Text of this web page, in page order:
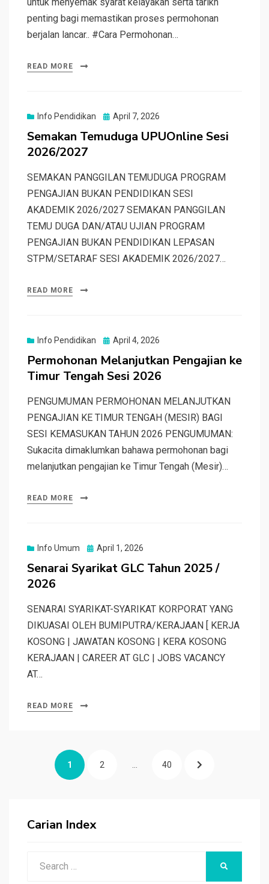
penting bagi memastikan proses permohonan
berjalan lancar.. #Cara Permohonan…
READ MORE
Info Pendidikan
Posted
April 7, 2026
Semakan Temuduga UPUOnline Sesi
2026/2027
SEMAKAN PANGGILAN TEMUDUGA PROGRAM
PENGAJIAN BUKAN PENDIDIKAN SESI
AKADEMIK 2026/2027 SEMAKAN PANGGILAN
TEMU DUGA DAN/ATAU UJIAN PROGRAM
PENGAJIAN BUKAN PENDIDIKAN LEPASAN
STPM/SETARAF SESI AKADEMIK 2026/2027…
READ MORE
Info Pendidikan
Posted
April 4, 2026
Permohonan Melanjutkan Pengajian ke
Timur Tengah Sesi 2026
PENGUMUMAN PERMOHONAN MELANJUTKAN
PENGAJIAN KE TIMUR TENGAH (MESIR) BAGI
SESI KEMASUKAN TAHUN 2026 PENGUMUMAN:
Sukacita dimaklumkan bahawa permohonan bagi
melanjutkan pengajian ke Timur Tengah (Mesir)…
READ MORE
Info Umum
Posted
April 1, 2026
Senarai Syarikat GLC Tahun 2025 /
2026
SENARAI SYARIKAT-SYARIKAT KORPORAT YANG
DIKUASAI OLEH BUMIPUTRA/KERAJAAN [ KERJA
KOSONG | JAWATAN KOSONG | KERA KOSONG
KERAJAAN | CAREER AT GLC | JOBS VACANCY
AT…
READ MORE
pagination
PAGE
1 PAGE
2 PAGE
40 NEXT
Carian Index